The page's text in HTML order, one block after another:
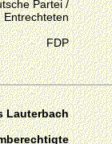
Partei /
Entrechteten
FDP
Lauterbach